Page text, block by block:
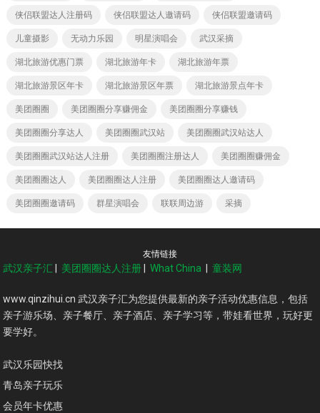
侠侣联盟达人注册码 侠侣联盟达人邀请码 侠侣联盟邀请码
儿童摄影 无动力乐园 明星演唱会 武汉采摘
湖北旅游优惠门票 湖北旅游年卡 湖北旅游年票
湖北旅游景区年卡 湖北旅游景区年票 湖北旅游景点年卡
美团圈圈 美团圈圈分享赚佣金 美团圈圈分享赚钱
美团圈圈分享达人 美团圈圈武汉站 美团圈圈武汉站达人
美团圈圈武汉站达人注册 美团圈圈注册达人 美团圈圈赚佣金
美团圈圈达人 美团圈圈达人注册 美团圈圈达人邀请码
美团圈圈邀请码 群星演唱会 联联周边游 采摘
友情链接
武汉亲子汇 美团圈圈达人注册 |What China |童装网
www.qinzihui.cn 武汉亲子汇为您提供最新的亲子活动优惠信息，包括
亲子游乐场、亲子餐厅、亲子酒店、亲子学习等，带娃看世界，玩好更
要学好。
武汉乐园快找
青岛亲子玩乐
会员年卡优惠